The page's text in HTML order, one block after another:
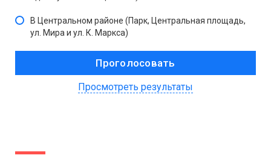
В Центральном районе (Парк, Центральная площадь,
ул. Мира и ул. К. Маркса)
Просмотреть результаты